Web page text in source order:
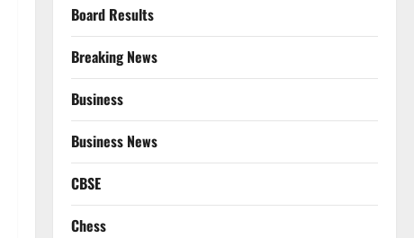
Board Results
Breaking News
Business
Business News
CBSE
Chess